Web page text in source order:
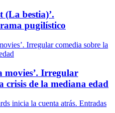
(La bestia)’.
pugilístico
movies’. Irregular
crisis de la mediana edad